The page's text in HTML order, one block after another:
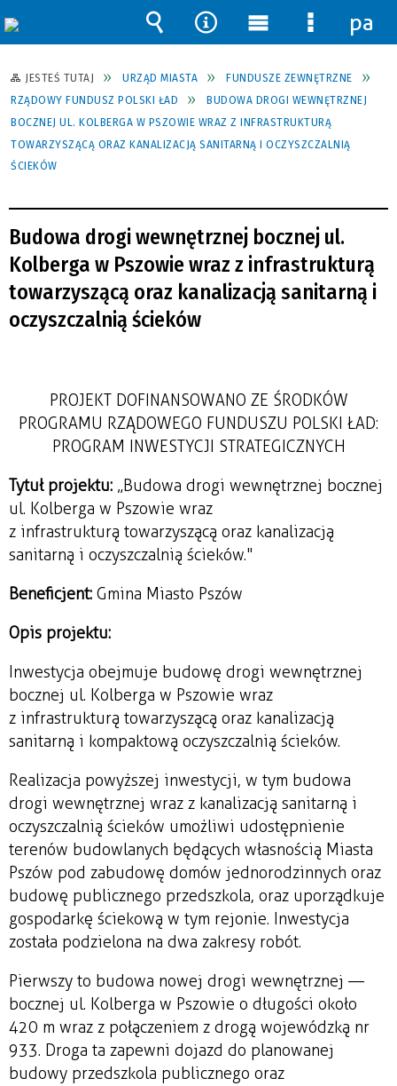
JESTEŚ TUTAJ URZĄD MIASTA
FUNDUSZE ZEWNĘTRZNE
RZĄDOWY FUNDUSZ POLSKI ŁAD
BUDOWA DROGI WEWNĘTRZNEJ
BOCZNEJ UL. KOLBERGA W PSZOWIE WRAZ Z INFRASTRUKTURĄ
TOWARZYSZĄCĄ ORAZ KANALIZACJĄ SANITARNĄ I OCZYSZCZALNIĄ
ŚCIEKÓW
Budowa drogi wewnętrznej bocznej ul.
Kolberga w Pszowie wraz z infrastrukturą
towarzyszącą oraz kanalizacją sanitarną i
oczyszczalnią ścieków
PROJEKT DOFINANSOWANO ZE ŚRODKÓW
PROGRAMU RZĄDOWEGO FUNDUSZU POLSKI ŁAD:
PROGRAM INWESTYCJI STRATEGICZNYCH
Tytuł projektu: „Budowa drogi wewnętrznej bocznej
ul. Kolberga w Pszowie wraz
z infrastrukturą towarzyszącą oraz kanalizacją
sanitarną i oczyszczalnią ścieków."
Beneficjent: Gmina Miasto Pszów
Opis projektu:
Inwestycja obejmuje budowę drogi wewnętrznej
bocznej ul. Kolberga w Pszowie wraz
z infrastrukturą towarzyszącą oraz kanalizacją
sanitarną i kompaktową oczyszczalnią ścieków.
Realizacja powyższej inwestycji, w tym budowa
drogi wewnętrznej wraz z kanalizacją sanitarną i
oczyszczalnią ścieków umożliwi udostępnienie
terenów budowlanych będących własnością Miasta
Pszów pod zabudowę domów jednorodzinnych oraz
budowę publicznego przedszkola, oraz uporządkuje
gospodarkę ściekową w tym rejonie. Inwestycja
została podzielona na dwa zakresy robót.
Pierwszy to budowa nowej drogi wewnętrznej —
bocznej ul. Kolberga w Pszowie o długości około
420 m wraz z połączeniem z drogą wojewódzką nr
933. Droga ta zapewni dojazd do planowanej
budowy przedszkola publicznego oraz
Wyszukiwarka
Narzędzia
Menu
główne
Menu